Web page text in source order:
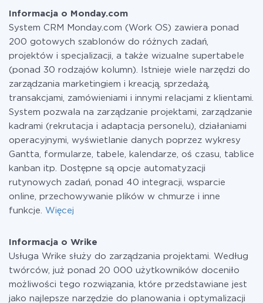
w razie potrzeby przełączyć się na płatną. Więcej
informacji otaryfach.
Informacja o Monday.com
System CRM Monday.com (Work OS) zawiera ponad
200 gotowych szablonów do różnych zadań,
projektów i specjalizacji, a także wizualne supertabele
(ponad 30 rodzajów kolumn). Istnieje wiele narzędzi do
zarządzania marketingiem i kreacją, sprzedażą,
transakcjami, zamówieniami i innymi relacjami z klientami.
System pozwala na zarządzanie projektami, zarządzanie
kadrami (rekrutacja i adaptacja personelu), działaniami
operacyjnymi, wyświetlanie danych poprzez wykresy
Gantta, formularze, tabele, kalendarze, oś czasu, tablice
kanban itp. Dostępne są opcje automatyzacji
rutynowych zadań, ponad 40 integracji, wsparcie
online, przechowywanie plików w chmurze i inne
funkcje. Więcej
Informacja o Wrike
Usługa Wrike służy do zarządzania projektami. Według
twórców, już ponad 20 000 użytkowników doceniło
możliwości tego rozwiązania, które przedstawiane jest
jako najlepsze narzędzie do planowania i optymalizacji